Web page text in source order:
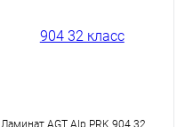
Ламинат AGT Alp PRK 904 32